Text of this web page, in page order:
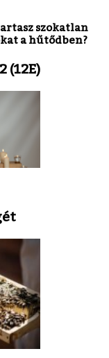
szokatlan
a hűtődben?
(12E)